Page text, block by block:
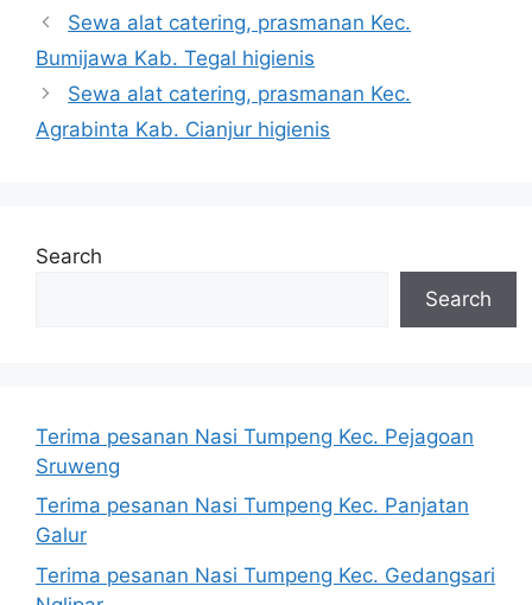
Sewa alat catering, prasmanan Kec.
Bumijawa Kab. Tegal higienis
Sewa alat catering, prasmanan Kec.
Agrabinta Kab. Cianjur higienis
Search
Search
Terima pesanan Nasi Tumpeng Kec. Pejagoan
Sruweng
Terima pesanan Nasi Tumpeng Kec. Panjatan
Galur
Terima pesanan Nasi Tumpeng Kec. Gedangsari